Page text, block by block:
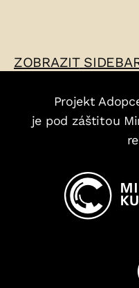
ZOBRAZIT
Projekt
je pod záštitou